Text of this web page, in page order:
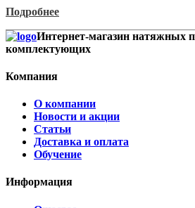
Подробнее
Интернет-магазин натяжных
комплектующих
Компания
О компании
Новости и акции
Статьи
Доставка и оплата
Обучение
Информация